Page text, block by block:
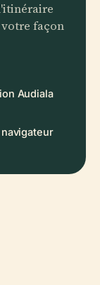
façon
Audiala